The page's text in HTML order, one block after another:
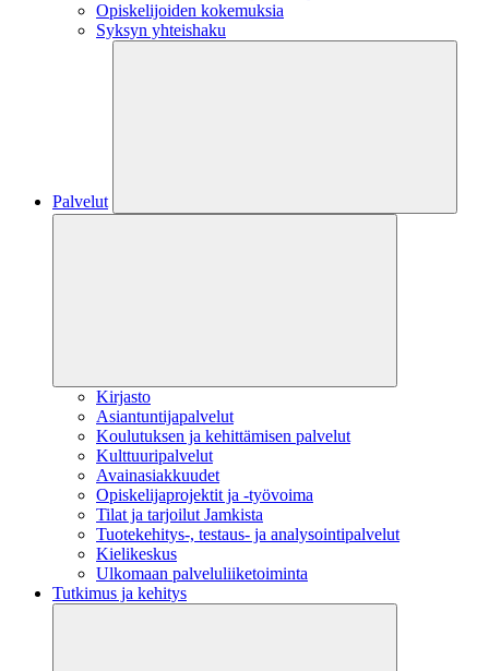
Opiskelijoiden kokemuksia
Syksyn yhteishaku
Palvelut
Kirjasto
Asiantuntijapalvelut
Koulutuksen ja kehittämisen palvelut
Kulttuuripalvelut
Avainasiakkuudet
Opiskelijaprojektit​ ja -työvoima
Tilat ja tarjoilut Jamkista
Tuotekehitys-, testaus- ja analysointipalvelut
Kielikeskus
Ulkomaan palveluliiketoiminta
Tutkimus ja kehitys